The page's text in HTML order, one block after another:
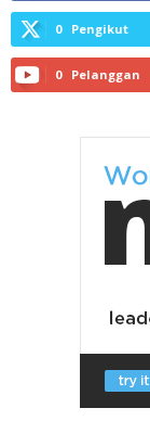
0 Pengikut
0 Pelanggan